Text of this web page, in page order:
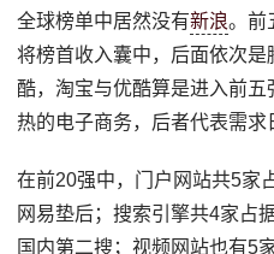
全球榜单中居然没有新浪。前
将榜首收入囊中，后面依次是
酷，淘宝与优酷算是进入前
热的电子商务，后者代表需求
在前20强中，门户网站共5家
网易垫后；搜索引擎共4家占
国内第二搜；视频网站也有5